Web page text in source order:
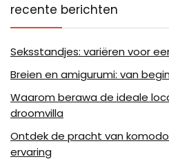
recente berichten
Seksstandjes: variëren voor
Breien en amigurumi: van
Waarom berawa de ideale
droomvilla
Ontdek de pracht van
ervaring